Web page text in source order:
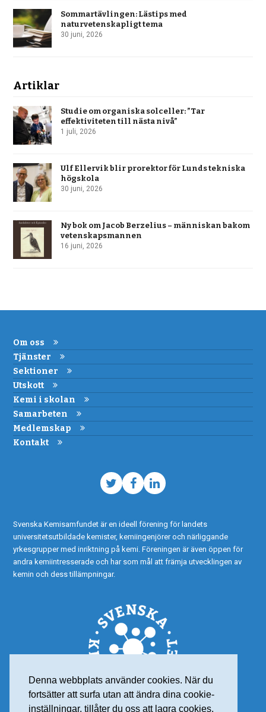
Denna webbplats använder cookies. När du
fortsätter att surfa utan att ändra dina cookie-
inställningar, tillåter du oss att lagra cookies.
Sommartävlingen: Lästips med
naturvetenskapligt tema
30 juni, 2026
Artiklar
Studie om organiska solceller: ”Tar
effektiviteten till nästa nivå”
1 juli, 2026
Ulf Ellervik blir prorektor för Lunds tekniska
högskola
30 juni, 2026
Ny bok om Jacob Berzelius – människan bakom
vetenskapsmannen
16 juni, 2026
Om oss
Tjänster
Sektioner
Utskott
Kemi i skolan
Samarbeten
Medlemskap
Kontakt
TwitterFacebook
LinkedIn
Svenska Kemisamfundet är en ideell förening för landets
universitetsutbildade kemister, kemiingenjörer och närliggande
yrkesgrupper med inriktning på kemi. Föreningen är även öppen för
andra kemiintresserade och har som mål att främja utvecklingen av
kemin och dess tillämpningar.